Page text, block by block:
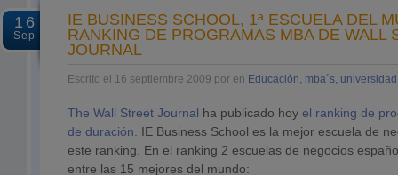
16
Sep
IE BUSINESS SCHOOL, 1ª ESCUELA DEL
RANKING DE PROGRAMAS MBA DE WALL
JOURNAL
Escrito el 16 septiembre 2009 por en Educación, mba´s,
The Wall Street Journal ha publicado hoy el ranking de
de duración.
IE Business School es la mejor escuela de
este ranking. En el ranking 2 escuelas de negocios
entre las 15 mejores del mundo: